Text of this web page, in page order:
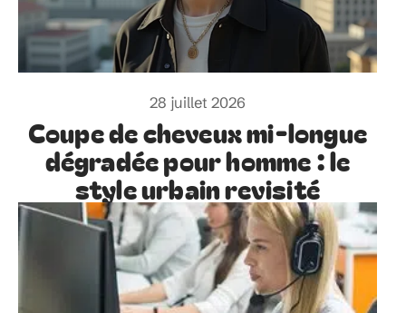
28 juillet 2026
Coupe de cheveux mi-longue
dégradée pour homme : le
style urbain revisité